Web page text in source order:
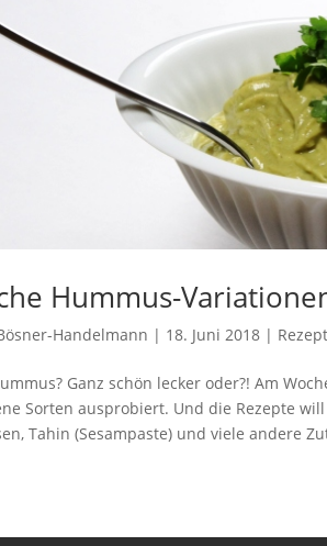
Hummus-
Handelmann | 18. Juni 2018 |
Ganz schön lecker oder?! Am
Sorten ausprobiert. Und die Rezepte
Tahin (Sesampaste) und viele andere